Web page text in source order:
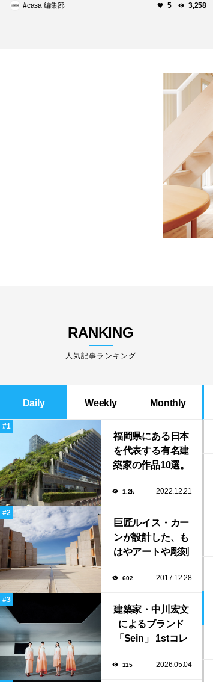
#casa 編集部 5 3,258
RANKING
人気記事ランキング
Daily Weekly Monthly
福岡県にある日本
を代表する有名建
築家の作品10選。
タバから磯崎新に
1.2k 2022.12.21
巨匠ルイス・カー
ンが設計した、も
はやアートや彫刻
研究所」。
602 2017.12.28
建築家・中川宏文
によるブランド
「Sein」 1stコレ
表参道にて開催！
115 2026.05.04